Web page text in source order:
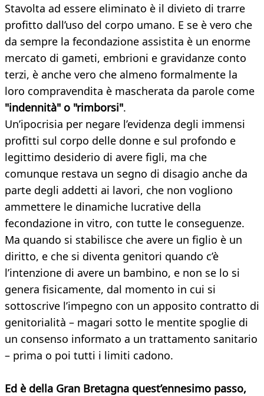
Stavolta ad essere eliminato è il divieto di trarre
profitto dall’uso del corpo umano. E se è vero che
da sempre la fecondazione assistita è un enorme
mercato di gameti, embrioni e gravidanze conto
terzi, è anche vero che almeno formalmente la
loro compravendita è mascherata da parole come
"indennità" o "rimborsi".
Un’ipocrisia per negare l’evidenza degli immensi
profitti sul corpo delle donne e sul profondo e
legittimo desiderio di avere figli, ma che
comunque restava un segno di disagio anche da
parte degli addetti ai lavori, che non vogliono
ammettere le dinamiche lucrative della
fecondazione in vitro, con tutte le conseguenze.
Ma quando si stabilisce che avere un figlio è un
diritto, e che si diventa genitori quando c’è
l’intenzione di avere un bambino, e non se lo si
genera fisicamente, dal momento in cui si
sottoscrive l’impegno con un apposito contratto di
genitorialità – magari sotto le mentite spoglie di
un consenso informato a un trattamento sanitario
– prima o poi tutti i limiti cadono.
Ed è della Gran Bretagna quest’ennesimo passo,